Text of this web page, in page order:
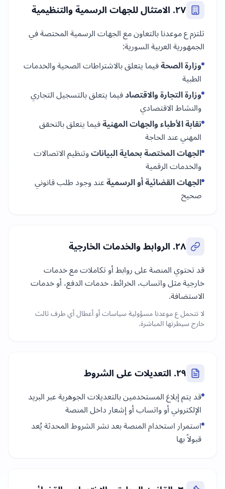
٢٧. الامتثال للجهات الرسمية والتنظيمية
تلتزم ع موعدنا بالتعاون مع الجهات الرسمية المختصة في
الجمهورية العربية السورية:
وزارة الصحةفيما يتعلق بالاشتراطات الصحية والخدمات
الطبية
وزارة التجارة والاقتصادفيما يتعلق بالتسجيل التجاري
والنشاط الاقتصادي
نقابة الأطباء والجهات المهنيةفيما يتعلق بالتحقق
المهني عند الحاجة
الجهات المختصة بحماية البياناتوتنظيم الاتصالات
والخدمات الرقمية
الجهات القضائية أو الرسميةعند وجود طلب قانوني
صحيح
٢٨. الروابط والخدمات الخارجية
قد تحتوي المنصة على روابط أو تكاملات مع خدمات
خارجية مثل واتساب، الخرائط، خدمات الدفع، أو خدمات
الاستضافة.
لا تتحمل ع موعدنا مسؤولية سياسات أو أعطال أي طرف ثالث
خارج سيطرتها المباشرة.
٢٩. التعديلات على الشروط
قد يتم إبلاغ المستخدمين بالتعديلات الجوهرية عبر البريد
الإلكتروني أو واتساب أو إشعار داخل المنصة
استمرار استخدام المنصة بعد نشر الشروط المحدثة يُعد
قبولاً بها